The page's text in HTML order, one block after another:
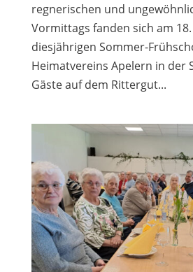
regnerischen und
Vormittags fanden sich am
diesjährigen Sommer-
Heimatvereins Apelern in der
Gäste auf dem Rittergut...